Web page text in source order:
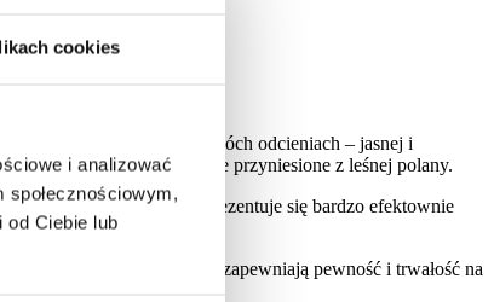
cookies
i analizować
od Ciebie lub
jakości igliwia PE w dwóch odcieniach – jasnej i
jakby zostało właśnie przyniesione z leśnej polany.
liczbie gałązek drzewko prezentuje się bardzo efektownie
stabilny metalowy stojak zapewniają pewność i trwałość na